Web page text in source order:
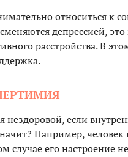
относиться к
депрессией,
расстройства. В
нездоровой, если
Например,
случае его настроение